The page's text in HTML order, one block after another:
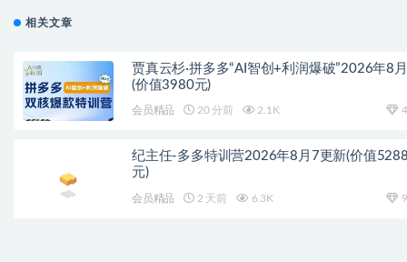
相关文章
贾真云杉·拼多多“AI智创+利润爆破”2026年8月
(价值3980元)
会员精品 20 分前 2.1K
纪主任-多多特训营2026年8月7更新(价值
元)
会员精品 2 天前 6.3K